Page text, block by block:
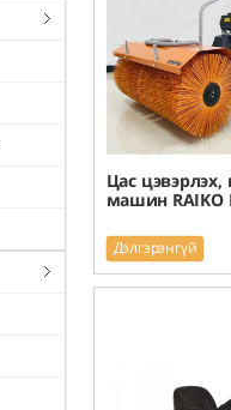
Цас
машин RAIKO
Дэлгэрэнгүй